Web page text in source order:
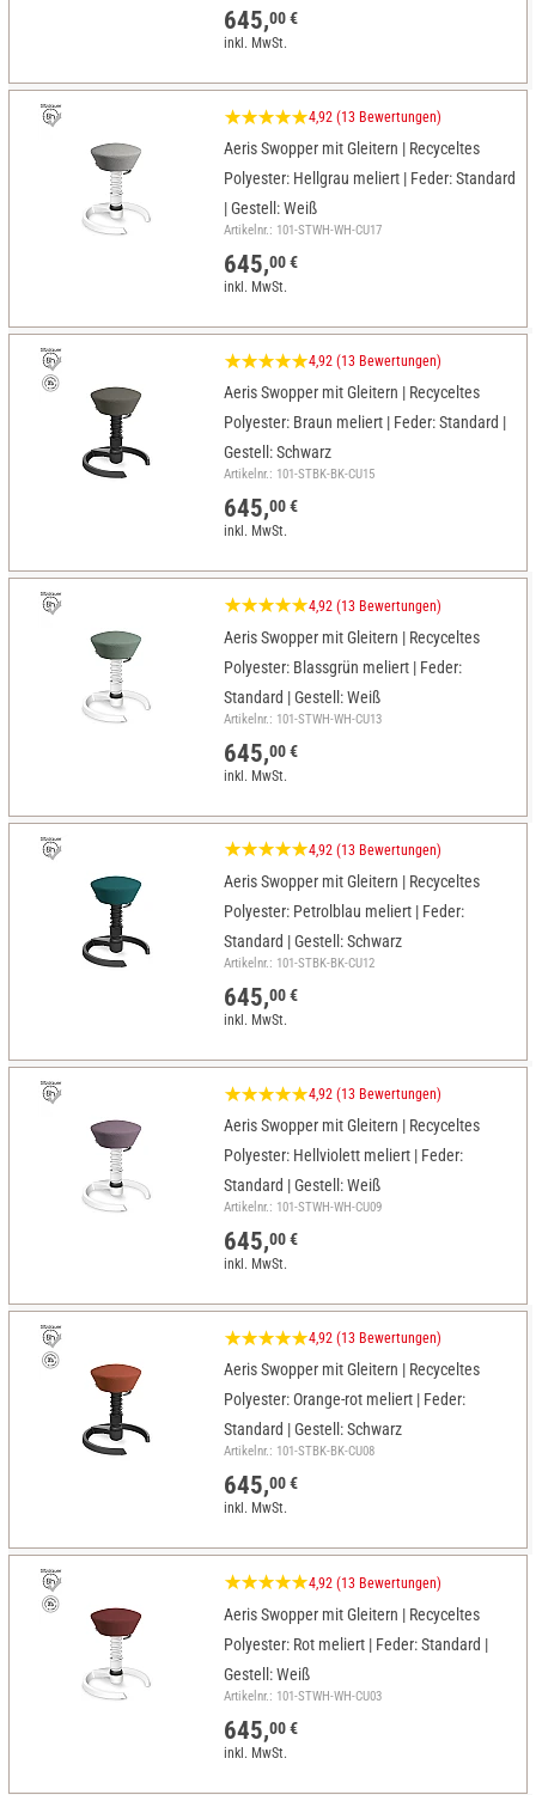
645,00 €
inkl. MwSt.
4,92 (13 Bewertungen)
Aeris Swopper mit Gleitern | Recyceltes
Polyester: Hellgrau meliert | Feder: Standard
| Gestell: Weiß
Artikelnr.: 101-STWH-WH-CU17
645,00 €
inkl. MwSt.
4,92 (13 Bewertungen)
Aeris Swopper mit Gleitern | Recyceltes
Polyester: Braun meliert | Feder: Standard |
Gestell: Schwarz
Artikelnr.: 101-STBK-BK-CU15
645,00 €
inkl. MwSt.
4,92 (13 Bewertungen)
Aeris Swopper mit Gleitern | Recyceltes
Polyester: Blassgrün meliert | Feder:
Standard | Gestell: Weiß
Artikelnr.: 101-STWH-WH-CU13
645,00 €
inkl. MwSt.
4,92 (13 Bewertungen)
Aeris Swopper mit Gleitern | Recyceltes
Polyester: Petrolblau meliert | Feder:
Standard | Gestell: Schwarz
Artikelnr.: 101-STBK-BK-CU12
645,00 €
inkl. MwSt.
4,92 (13 Bewertungen)
Aeris Swopper mit Gleitern | Recyceltes
Polyester: Hellviolett meliert | Feder:
Standard | Gestell: Weiß
Artikelnr.: 101-STWH-WH-CU09
645,00 €
inkl. MwSt.
4,92 (13 Bewertungen)
Aeris Swopper mit Gleitern | Recyceltes
Polyester: Orange-rot meliert | Feder:
Standard | Gestell: Schwarz
Artikelnr.: 101-STBK-BK-CU08
645,00 €
inkl. MwSt.
4,92 (13 Bewertungen)
Aeris Swopper mit Gleitern | Recyceltes
Polyester: Rot meliert | Feder: Standard |
Gestell: Weiß
Artikelnr.: 101-STWH-WH-CU03
645,00 €
inkl. MwSt.